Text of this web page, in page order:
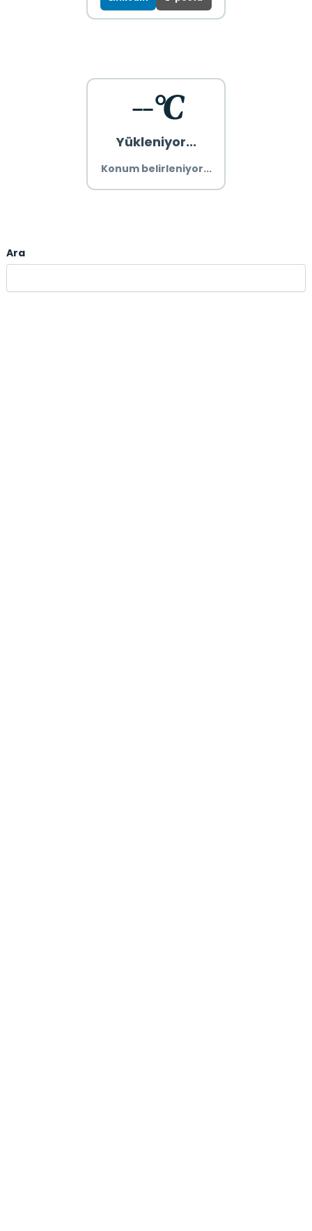
--°C
Yükleniyor...
Konum belirleniyor...
Ara